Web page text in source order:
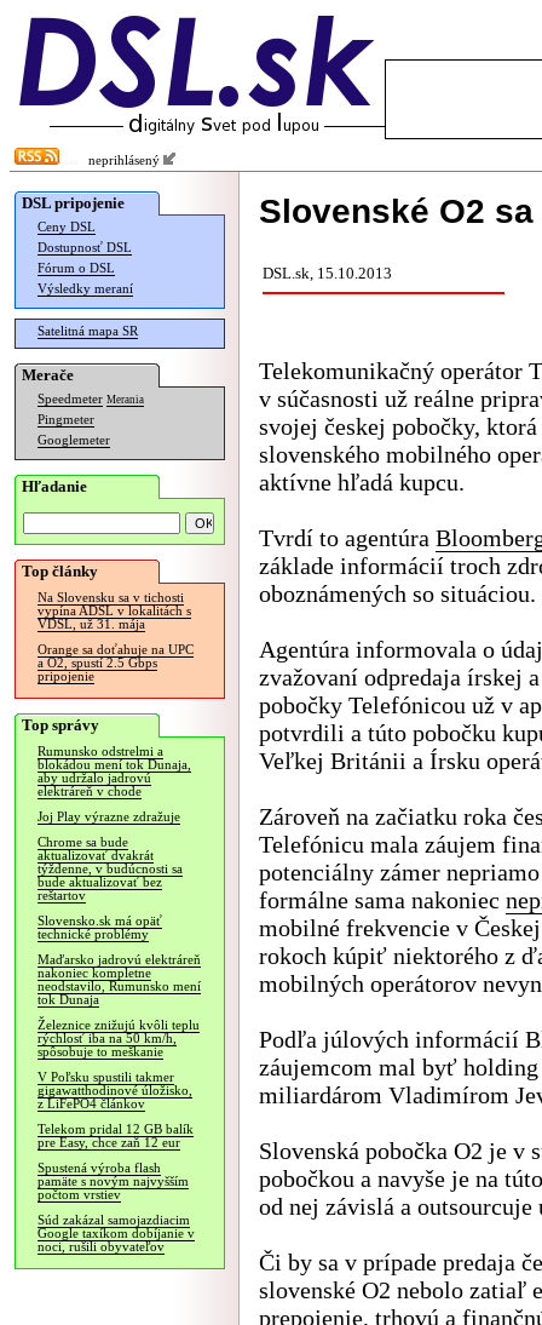
neprihlásený
DSL pripojenie
Ceny DSL
Dostupnosť DSL
Fórum o DSL
Výsledky meraní
Satelitná mapa SR
Merače
Speedmeter Merania
Pingmeter
Googlemeter
Hľadanie
Top články
Na Slovensku sa v tichosti
vypína ADSL v lokalitách s
VDSL, už 31. mája
Orange sa doťahuje na UPC
a O2, spustí 2.5 Gbps
pripojenie
Top správy
Rumunsko odstrelmi a
blokádou mení tok Dunaja,
aby udržalo jadrovú
elektráreň v chode
Joj Play výrazne zdražuje
Chrome sa bude
aktualizovať dvakrát
týždenne, v budúcnosti sa
bude aktualizovať bez
reštartov
Slovensko.sk má opäť
technické problémy
Maďarsko jadrovú elektráreň
nakoniec kompletne
neodstavilo, Rumunsko mení
tok Dunaja
Železnice znižujú kvôli teplu
rýchlosť iba na 50 km/h,
spôsobuje to meškanie
V Poľsku spustili takmer
gigawatthodinové úložisko,
z LiFePO4 článkov
Telekom pridal 12 GB balík
pre Easy, chce zaň 12 eur
Spustená výroba flash
pamäte s novým najvyšším
počtom vrstiev
Súd zakázal samojazdiacim
Google taxíkom dobíjanie v
noci, rušili obyvateľov
Slovenské O2
DSL.sk, 15.10.2013
Telekomunikačný operátor
v súčasnosti už reálne
svojej českej pobočky,
slovenského mobilného
aktívne hľadá kupcu.
Tvrdí to agentúra
základe informácií troch
oboznámených so situáciou.
Agentúra informovala o
zvažovaní odpredaja írskej
pobočky Telefónicou už v
potvrdili a túto pobočku
Veľkej Británii a Írsku
Zároveň na začiatku roka
Telefónicu mala záujem
potenciálny zámer
formálne sama nakoniec
mobilné frekvencie v
rokoch kúpiť niektorého z
mobilných operátorov
Podľa júlových informácií
záujemcom mal byť
miliardárom Vladimírom
Slovenská pobočka O2 je v
pobočkou a navyše je na
od nej závislá a
Či by sa v prípade predaja
slovenské O2 nebolo zatiaľ
prepojenie, trhovú a